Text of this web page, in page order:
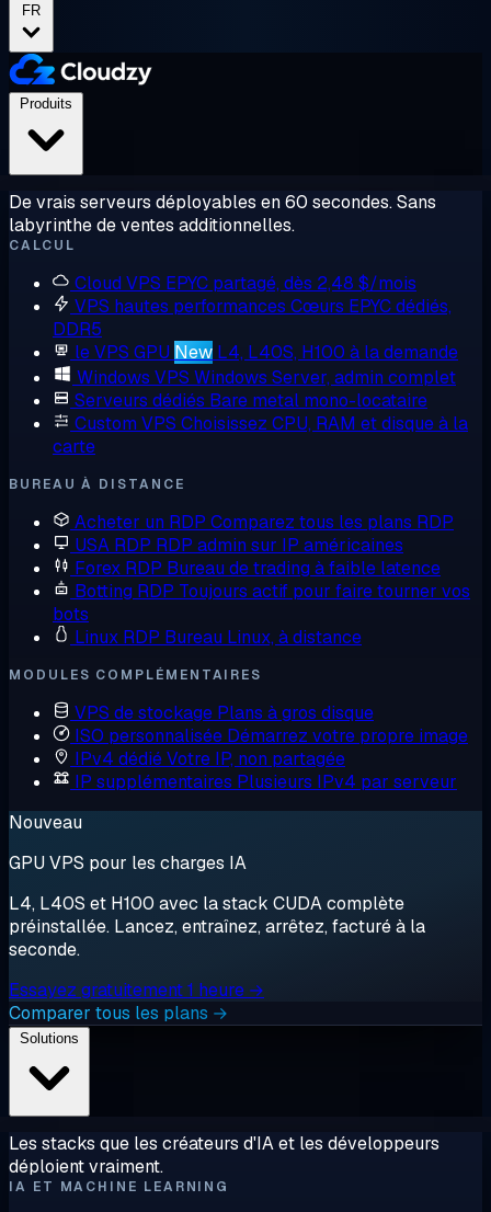
FR
De vrais serveurs déployables en 60 secondes. Sans
labyrinthe de ventes additionnelles.
CALCUL
Cloud VPS EPYC partagé, dès 2,48 $/mois
VPS hautes performances Cœurs EPYC dédiés,
DDR5
le VPS GPU New L4, L40S, H100 à la demande
Windows VPS Windows Server, admin complet
Serveurs dédiés Bare metal mono-locataire
Custom VPS Choisissez CPU, RAM et disque à la
carte
BUREAU À DISTANCE
Acheter un RDP Comparez tous les plans RDP
USA RDP RDP admin sur IP américaines
Forex RDP Bureau de trading à faible latence
Botting RDP Toujours actif pour faire tourner vos
bots
Linux RDP Bureau Linux, à distance
MODULES COMPLÉMENTAIRES
VPS de stockage Plans à gros disque
ISO personnalisée Démarrez votre propre image
IPv4 dédiéVotre IP, non partagée
IP supplémentaires Plusieurs IPv4 par serveur
Nouveau
GPU VPS pour les charges IA
L4, L40S et H100 avec la stack CUDA complète
préinstallée. Lancez, entraînez, arrêtez, facturé à la
seconde.
Essayez gratuitement 1 heure →
Comparer tous les plans →
Les stacks que les créateurs d'IA et les développeurs
déploient vraiment.
IA ET MACHINE LEARNING